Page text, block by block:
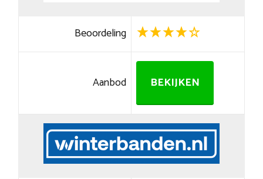
Beoordeling
Aanbod BEKIJKEN